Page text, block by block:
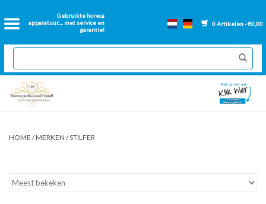
Gebruikte horeca
apparatuur.... met service en
garantie!
0 Artikelen - €0,00
Home
2dehands Horeca
Nieuwe apparatuur
Onderdelen bakwanden
HOME /MERKEN /STILFER